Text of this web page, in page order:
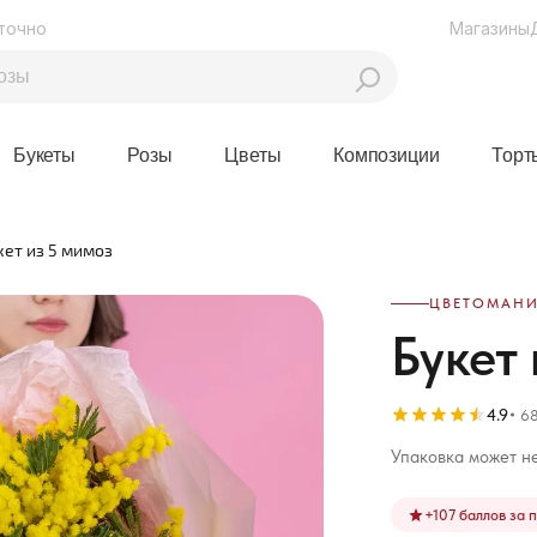
Магазины
Букеты Розы Цветы Композиции
из 5 мимоз
4.9
Упаковка может
+107 баллов за